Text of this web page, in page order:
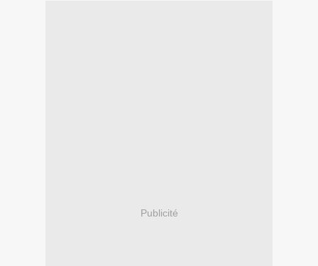
Publicité